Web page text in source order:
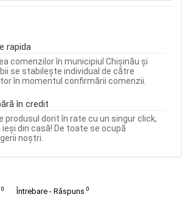
rapida
comenzilor în municipiul Chișinău și
se stabilește individual de către
în momentul confirmării comenzii.
în credit
produsul dorit în rate cu un singur click,
ieși din casă! De toate se ocupă
noștri.
0 Întrebare - Răspuns 0